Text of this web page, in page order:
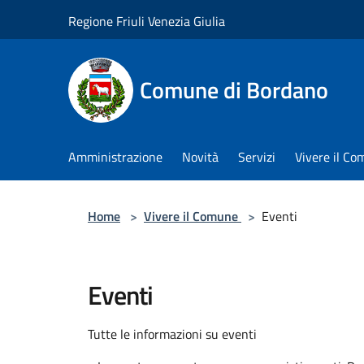
Regione Friuli Venezia Giulia
Comune di Bordano
Amministrazione Novità Servizi Vivere il
Home > Vivere il Comune > Eventi
Eventi
Tutte le informazioni su eventi